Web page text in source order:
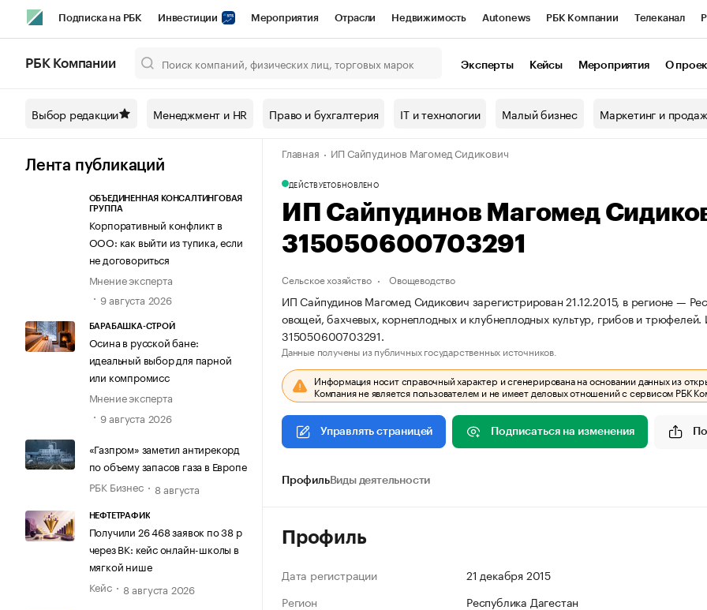
Подписка на РБК Инвестиции Мероприятия Отрасли Недвижимость Autonews РБК Компании Телеканал
Спецпроекты СПб Конференции СПб Спецпроекты Проверка контрагентов
Технологии и медиа Рынок наличной валюты
РБК Компании Эксперты Кейсы Мероприятия О
Выбор редакции Менеджмент и HR Право и бухгалтерия IT и технологии Малый бизнес Маркетинг и
Лента публикаций
ОБЪЕДИНЕННАЯ КОНСАЛТИНГОВАЯ
ГРУППА
Корпоративный конфликт в
ООО: как выйти из тупика, если
не договориться
Мнение эксперта
9 августа 2026
БАРАБАШКА-СТРОЙ
Осина в русской бане:
идеальный выбор для парной
или компромисс
Мнение эксперта
9 августа 2026
«Газпром» заметил антирекорд
по объему запасов газа в Европе
РБК Бизнес
8 августа
НЕФТЕТРАФИК
Получили 26 468 заявок по 38 р
через ВК: кейс онлайн-школы в
мягкой нише
Кейс
8 августа 2026
Главная ИП Сайпудинов Магомед Сидикович
ДЕЙСТВУЕТОБНОВЛЕНО
ИП Сайпудинов Магомед
315050600703291
Сельское хозяйство Овощеводство
ИП Сайпудинов Магомед Сидикович зарегистрирован 21.12.2015, в регионе —
овощей, бахчевых, корнеплодных и клубнеплодных культур, грибов и
315050600703291.
Данные получены из публичных государственных источников.
Информация носит справочный характер и сгенерирована на основании данных из
Компания не является пользователем и не имеет деловых отношений с сервисом РБК
Управлять страницей Подписаться на изменения
ПрофильВиды деятельности
Профиль
Дата регистрации
21 декабря 2015
Регион
Республика Дагестан